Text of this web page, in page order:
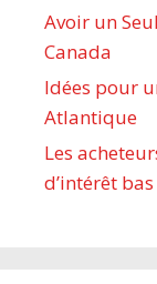
Avoir un
Canada
Idées pour
Atlantique
Les
d’intérêt bas